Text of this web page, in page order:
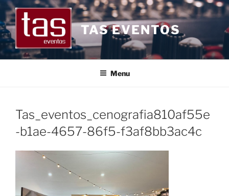
Pular
para
o
conteúdo
TAS EVENTOS
Menu
Tas_eventos_cenografia810af55e
-b1ae-4657-86f5-f3af8bb3ac4c